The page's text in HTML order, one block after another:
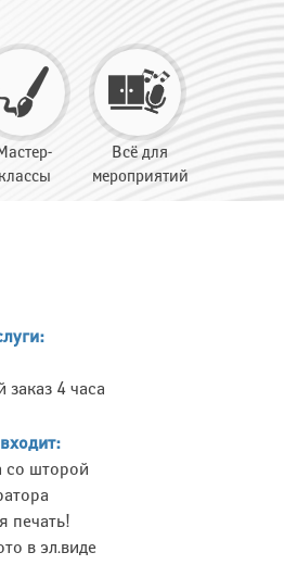
классы
Всё для
мероприятий
4 часа
со шторой
печать!
в эл.виде